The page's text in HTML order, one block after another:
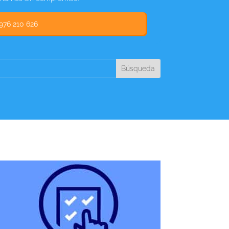
210 626